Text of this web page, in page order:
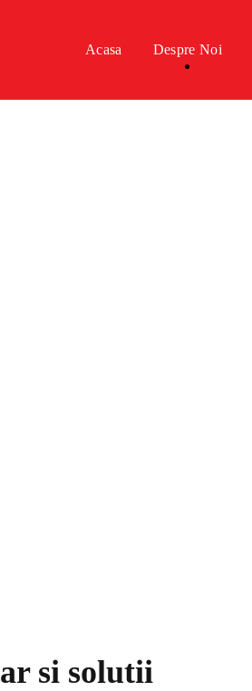
Acasa Despre Noi
si solutii